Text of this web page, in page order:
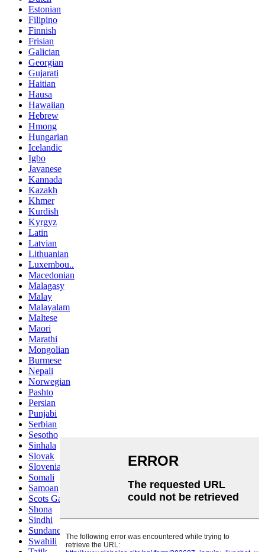
Estonian
Filipino
Finnish
Frisian
Galician
Georgian
Gujarati
Haitian
Hausa
Hawaiian
Hebrew
Hmong
Hungarian
Icelandic
Igbo
Javanese
Kannada
Kazakh
Khmer
Kurdish
Kyrgyz
Latin
Latvian
Lithuanian
Luxembou..
Macedonian
Malagasy
Malay
Malayalam
Maltese
Maori
Marathi
Mongolian
Burmese
Nepali
Norwegian
Pashto
Persian
Punjabi
Serbian
Sesotho
Sinhala
Slovak
Slovenian
Somali
Samoan
Scots Gaelic
Shona
Sindhi
Sundanese
Swahili